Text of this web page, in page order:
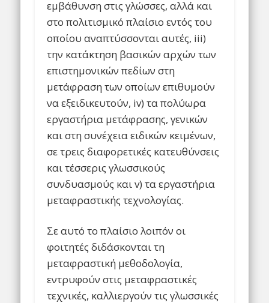
εμβάθυνση στις γλώσσες, αλλά και
στο πολιτισμικό πλαίσιο εντός του
οποίου αναπτύσσονται αυτές, iii)
την κατάκτηση βασικών αρχών των
επιστημονικών πεδίων στη
μετάφραση των οποίων επιθυμούν
να εξειδικευτούν, iv) τα πολύωρα
εργαστήρια μετάφρασης, γενικών
και στη συνέχεια ειδικών κειμένων,
σε τρεις διαφορετικές κατευθύνσεις
και τέσσερις γλωσσικούς
συνδυασμούς και v) τα εργαστήρια
μεταφραστικής τεχνολογίας.
Σε αυτό το πλαίσιο λοιπόν οι
φοιτητές διδάσκονται τη
μεταφραστική μεθοδολογία,
εντρυφούν στις μεταφραστικές
τεχνικές, καλλιεργούν τις γλωσσικές